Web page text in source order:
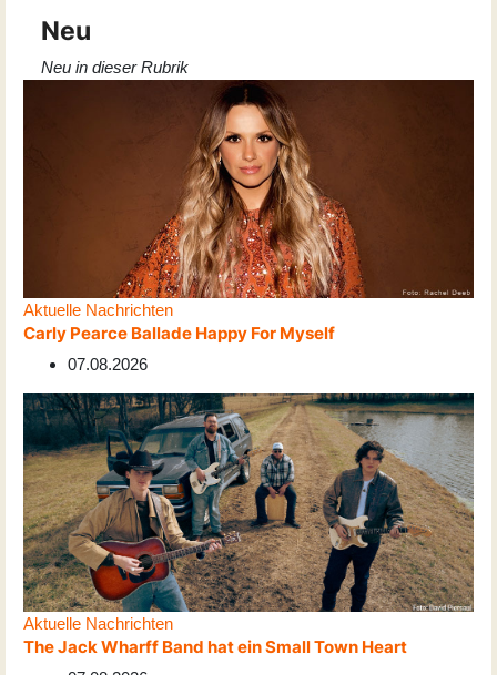
Neu
Neu in dieser Rubrik
Aktuelle Nachrichten
Carly Pearce Ballade Happy For Myself
07.08.2026
Aktuelle Nachrichten
The Jack Wharff Band hat ein Small Town Heart